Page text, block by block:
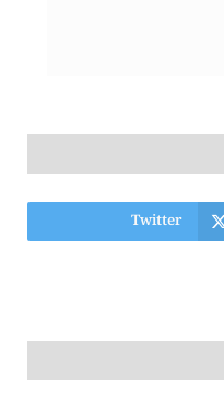
Twitter